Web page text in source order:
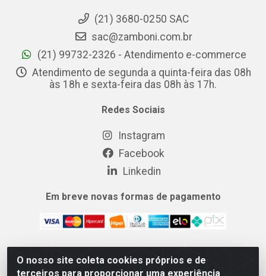
O nosso site coleta cookies próprios e de
terceiros para proporcionar uma experiência
(21) 3680-0250 SAC
sac@zamboni.com.br
(21) 99732-2326 - Atendimento e-commerce
Atendimento de segunda a quinta-feira das 08h
às 18h e sexta-feira das 08h às 17h.
Redes Sociais
Instagram
Facebook
Linkedin
Em breve novas formas de pagamento
MIX CERTO DISTRIBUIDORA DE COSMÉTICOS ALIMENTOS E